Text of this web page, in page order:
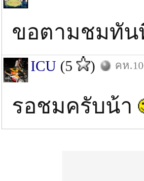
ขอตามชมทัน
ICU (5 ) คห
รอชมครับน้า